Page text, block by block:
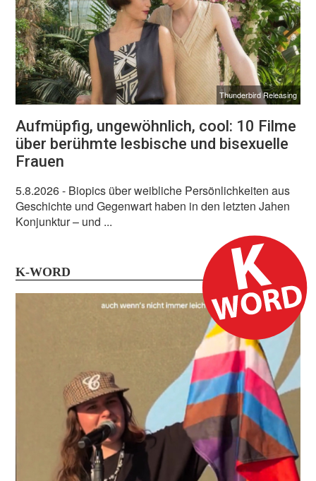
Thunderbird Releasing
Aufmüpfig, ungewöhnlich, cool: 10 Filme
über berühmte lesbische und bisexuelle
Frauen
5.8.2026- Biopics über weibliche Persönlichkeiten aus
Geschichte und Gegenwart haben in den letzten Jahen
Konjunktur – und ...
K-WORD